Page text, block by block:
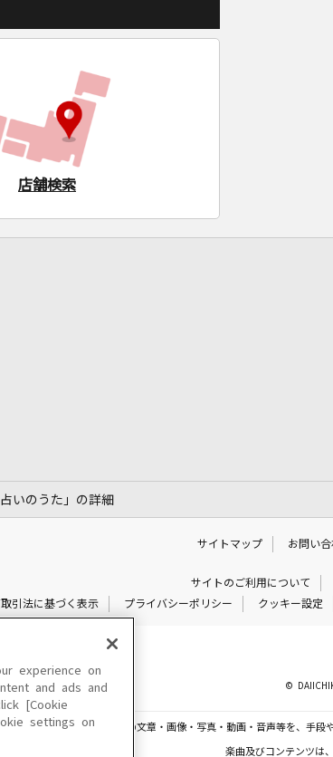
店舗検索
占いのうた」の詳細
サイトマップ お問い
サイトのご利用について
引法に基づく表示
プライバシーポリシー クッキー設定
©
サイトに掲載されている一切の文章・画像・写真・動画・音声等を、手
楽曲及びコンテンツは
experience on
and ads and
[Cookie
settings on